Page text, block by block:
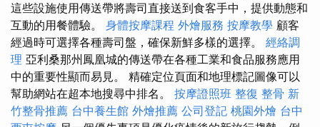
這些設施使用傳送帶將壽司直接送到食客手中，提供動態和
互動的用餐體驗。 身體按摩課程 外燴服務 按摩教學 顧客
經過時可選擇各種壽司盤，確保新鮮多樣的選擇。 經絡調
理 亞利桑那州鳳凰城的傳送帶在各種工業和食品服務應用
中的重要性顯而易見。 精確定位頁面和地理標記圖像可以
幫助網站在超本地搜尋中排名。 按摩證照班 整復 整骨 新
竹整骨推薦 台中養生館 外燴推薦 公司登記 桃園外燴 台中